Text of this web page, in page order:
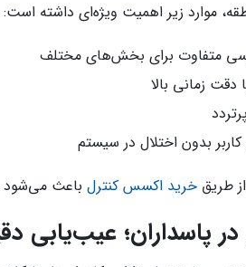
موارد زیر اهمیت ویژه‌ای داشته است:
متفاوت برای بخش‌های مختلف
زمانی بالا
بدون اختلال در سیستم
طریق خرید اکسس کنترل باعث می‌شود
پاسداران؛ عیب‌یابی